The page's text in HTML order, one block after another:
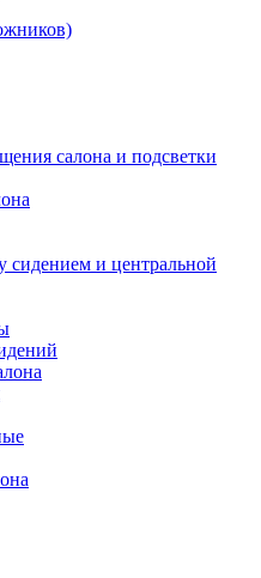
салона и подсветки
сидением и центральной